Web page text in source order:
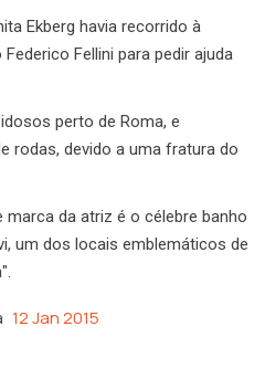
Ekberg havia recorrido à
Fellini para pedir ajuda
perto de Roma, e
rodas, devido a uma fratura do
da atriz é o célebre banho
um dos locais emblemáticos de
12 Jan 2015